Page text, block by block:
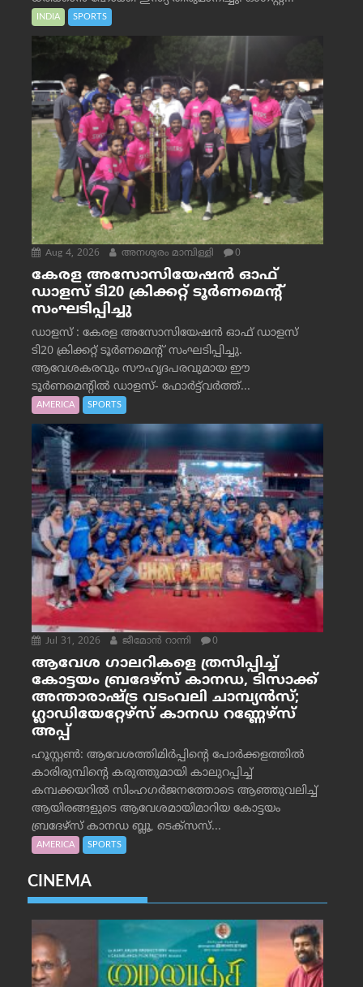
INDIA SPORTS
Aug 4, 2026 അനശ്വരം മാമ്പിള്ളി 0
കേരള അസോസിയേഷൻ ഓഫ്
ഡാളസ് ടി20 ക്രിക്കറ്റ് ടൂർണമെന്റ്
സംഘടിപ്പിച്ചു
ഡാളസ് : കേരള അസോസിയേഷൻ ഓഫ് ഡാളസ്
ടി20 ക്രിക്കറ്റ് ടൂർണമെന്റ് സംഘടിപ്പിച്ചു.
ആവേശകരവും സൗഹൃദപരവുമായ ഈ
ടൂർണമെന്റിൽ ഡാളസ്- ഫോർട്ട്‌വര്‍ത്ത്...
AMERICA SPORTS
Jul 31, 2026 ജീമോന്‍ റാന്നി 0
ആവേശ ഗാലറികളെ ത്രസിപ്പിച്ച്
കോട്ടയം ബ്രദേഴ്‌സ് കാനഡ, ടിസാക്ക്
അന്താരാഷ്ട്ര വടംവലി ചാമ്പ്യന്‍സ്;
ഗ്ലാഡിയേറ്റേഴ്‌സ് കാനഡ റണ്ണേഴ്‌സ്
അപ്പ്
ഹൂസ്റ്റണ്‍: ആവേശത്തിമിര്‍പ്പിന്റെ പോര്‍ക്കളത്തില്‍
കാരിരുമ്പിന്റെ കരുത്തുമായി കാലുറപ്പിച്ച്
കമ്പക്കയറില്‍ സിംഹഗര്‍ജനത്തോടെ ആഞ്ഞുവലിച്ച്
ആയിരങ്ങളുടെ ആവേശമായിമാറിയ കോട്ടയം
ബ്രദേഴ്‌സ് കാനഡ ബ്ലൂ, ടെക്‌സസ്...
AMERICA SPORTS
CINEMA